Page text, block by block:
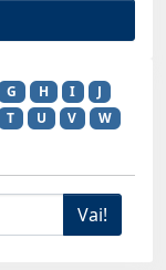
G H I
J
T U V
W